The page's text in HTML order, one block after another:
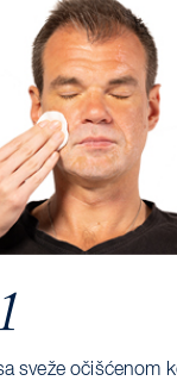
sveže očišćenom